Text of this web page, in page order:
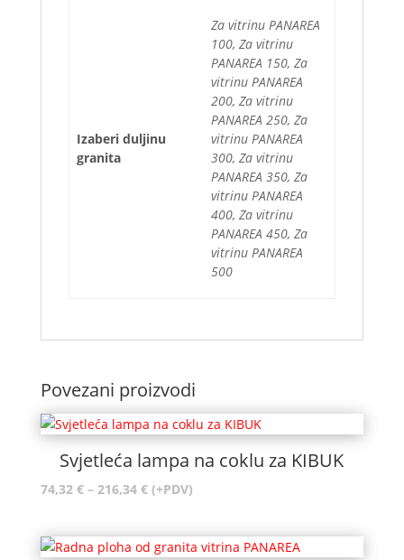
Izaberi duljinu
granita
Za vitrinu PANAREA
100, Za vitrinu
PANAREA 150, Za
vitrinu PANAREA
200, Za vitrinu
PANAREA 250, Za
vitrinu PANAREA
300, Za vitrinu
PANAREA 350, Za
vitrinu PANAREA
400, Za vitrinu
PANAREA 450, Za
vitrinu PANAREA
500
Povezani proizvodi
Svjetleća lampa na coklu za KIBUK
74,32 € – 216,34 €Raspon
74,32 €
(+PDV)